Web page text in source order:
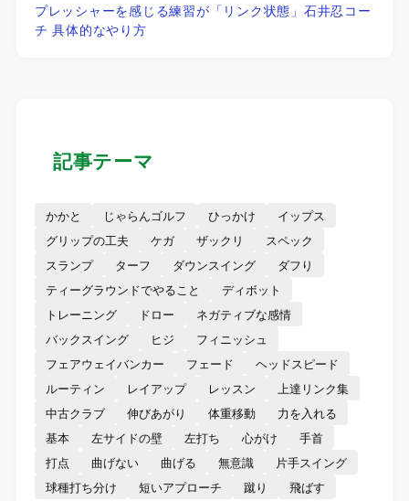
プレッシャーを感じる練習が「リンク状態」石井忍コー
チ 具体的なやり方
記事テーマ
かかと じゃらんゴルフ ひっかけ
イップス
グリップの工夫
ケガ ザックリ
スペック
スランプ
ターフ ダウンスイング
ダフり
ティーグラウンドでやること
ディボット
トレーニング
ドロー
ネガティブな感情
バックスイング
ヒジ
フィニッシュ
フェアウェイバンカー
フェード
ヘッドスピード
ルーティン
レイアップ レッスン
上達リンク集
中古クラブ
伸びあがり 体重移動
力を入れる
基本
左サイドの壁 左打ち 心がけ
手首
打点
曲げない 曲げる 無意識
片手スイング
球種打ち分け
短いアプローチ 蹴り 飛ばす